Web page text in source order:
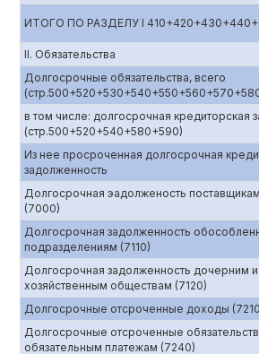
ИТОГО ПО РАЗДЕЛУ I
II. Обязательства
Долгосрочные обязательства, всего
в том числе: долгосрочная кредиторская
(стр.500+520+540+580+590)
Из нее просроченная долгосрочная
задолженность
Долгосрочная эадолженость
(7000)
Долгосрочная задолженность
подразделениям (7110)
Долгосрочная задолженность дочерним
хозяйственным обществам (7120)
Долгосрочные отсроченные доходы
Долгосрочные отсроченные
обязательным платежам (7240)